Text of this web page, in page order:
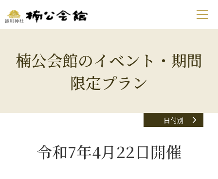
楠公会館のイベント・期間
限定プラン
日付別
令和7年4月22日開催